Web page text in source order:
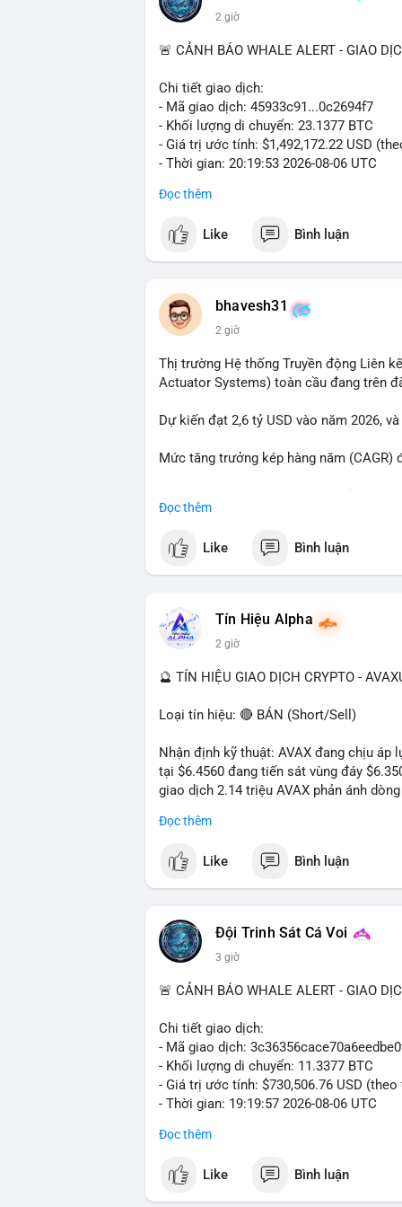
2 giờ
🚨 CẢNH BÁO WHALE ALERT - GIAO
Chi tiết giao dịch:
- Mã giao dịch: 45933c91...0c2694f7
- Khối lượng di chuyển: 23.1377 BTC
- Giá trị ước tính: $1,492,172.22 USD
- Thời gian: 20:19:53 2026-08-06 UTC
Nhận định phân tích hành vi của Cá voi
tiền đáng chú ý nhưng chưa đến mức
đang tái phân bổ tài sản giữa các ví
áp lực bán ngắn hạn có thể xuất hiện,
Lời khuyên ngắn gọn cho nhà đầu tư
trọng đòn bẩy. Ngược lại, nếu BTC
tích cực.
#23dot14btc #chuyenvilanh #aplucban
Đọc thêm
Like Bình luận
bhavesh31
2 giờ
Thị trường Hệ thống Truyền động Liên
Actuator Systems) toàn cầu đang trên
Dự kiến đạt 2,6 tỷ USD vào năm 2026,
Mức tăng trưởng kép hàng năm (CAGR)
Đọc thêm
Like Bình luận
Tín Hiệu Alpha
2 giờ
🔮 TÍN HIỆU GIAO DỊCH CRYPTO -
Loại tín hiệu: 🔴 BÁN (Short/Sell)
Nhận định kỹ thuật: AVAX đang chịu áp
tại $6.4560 đang tiến sát vùng đáy
giao dịch 2.14 triệu AVAX phản ánh
- Vùng Entry: $6.4500 - $6.4800
- Mục tiêu chốt lời (Take Profit - TP):
Lời khuyên quản trị vốn: Khối lượng lệnh
sau khi vào lệnh để bảo vệ tài khoản
#shortavax #avax6450 #bearishavax
Đọc thêm
Like Bình luận
Đội Trinh Sát Cá Voi
3 giờ
🚨 CẢNH BÁO WHALE ALERT - GIAO
Chi tiết giao dịch:
- Mã giao dịch:
- Khối lượng di chuyển: 11.3377 BTC
- Giá trị ước tính: $730,506.76 USD (theo
- Thời gian: 19:19:57 2026-08-06 UTC
Giao dịch 11.3377 BTC trị giá hơn 730
phải dòng tiền tổ chức khổng lồ. Hành
phản ánh hai kịch bản: hoặc cá voi
Đọc thêm
Like Bình luận